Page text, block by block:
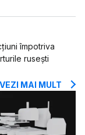
împotriva
rusești
VEZI MAI MULT